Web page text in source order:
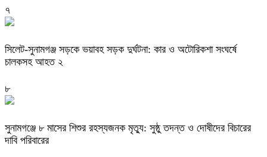
৭
সিলেট-সুনামগঞ্জ সড়কে ভয়াবহ সড়ক দুর্ঘটনা: কার ও অটোরিকশা সংঘর্ষে
চালকসহ আহত ২
৮
সুনামগঞ্জে ৮ মাসের শিশুর রহস্যজনক মৃত্যু: সুষ্ঠু তদন্ত ও দোষীদের বিচারের
দাবি পরিবারের